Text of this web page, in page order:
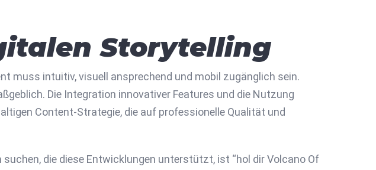
Storytelling
muss intuitiv, visuell ansprechend und mobil zugänglich sein.
Die Integration innovativer Features und die Nutzung
Content-Strategie, die auf professionelle Qualität und
die diese Entwicklungen unterstützt, ist “hol dir Volcano Of